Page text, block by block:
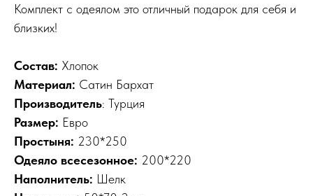
Комплект с одеялом это отличный подарок для себя и
близких!
Состав: Хлопок
Материал: Сатин Бархат
Производитель: Турция
Размер: Евро
Простыня: 230*250
Одеяло всесезонное: 200*220
Наполнитель: Шелк